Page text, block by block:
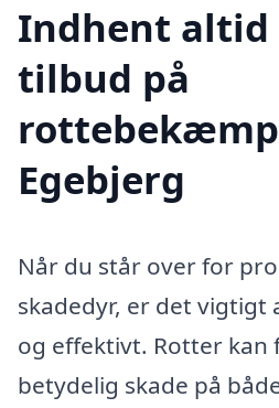
Indhent altid
tilbud på
Egebjerg
Når du står over for
skadedyr, er det
og effektivt. Rotter kan
betydelig skade på